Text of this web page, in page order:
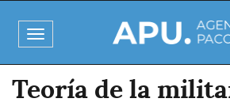
al
contenido
principal
Toggle
navigation
Teoría de la